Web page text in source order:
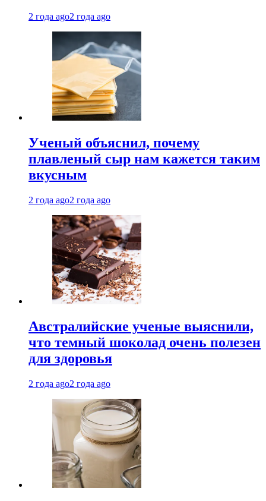
2 года ago2 года ago
Ученый объяснил, почему
плавленый сыр нам кажется таким
вкусным
2 года ago2 года ago
Австралийские ученые выяснили,
что темный шоколад очень полезен
для здоровья
2 года ago2 года ago